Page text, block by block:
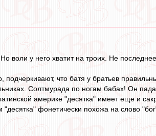
воли у него хватит на троих. Не
что батя у братьев
Солтмурада по ногам бабах! Он
америке "десятка" имеет еще и
фонетически похожа на слово